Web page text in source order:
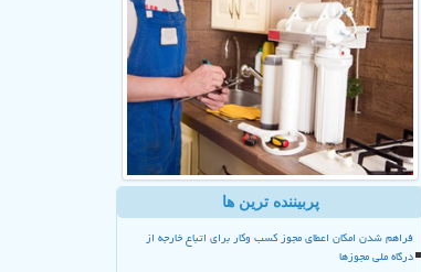
پربیننده ترین ها
فراهم شدن امکان اعطای مجوز کسب وکار برای اتباع خارجه از
درگاه ملی مجوزها